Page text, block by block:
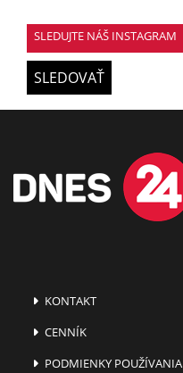
SLEDUJTE NÁŠ INSTAGRAM
SLEDOVAŤ
KONTAKT
CENNÍK
PODMIENKY POUŽÍVANIA